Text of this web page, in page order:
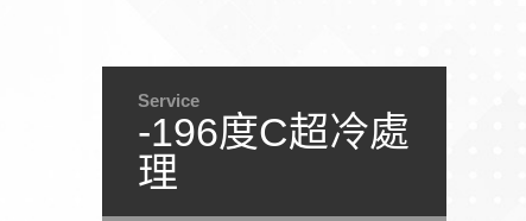
Service
-196度C超冷處
理